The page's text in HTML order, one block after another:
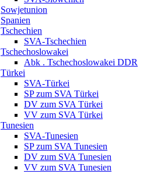
Sowjetunion
Spanien
Tschechien
SVA-Tschechien
Tschechoslowakei
Abk . Tschechoslowakei DDR
Türkei
SVA-Türkei
SP zum SVA Türkei
DV zum SVA Türkei
VV zum SVA Türkei
Tunesien
SVA-Tunesien
SP zum SVA Tunesien
DV zum SVA Tunesien
VV zum SVA Tunesien